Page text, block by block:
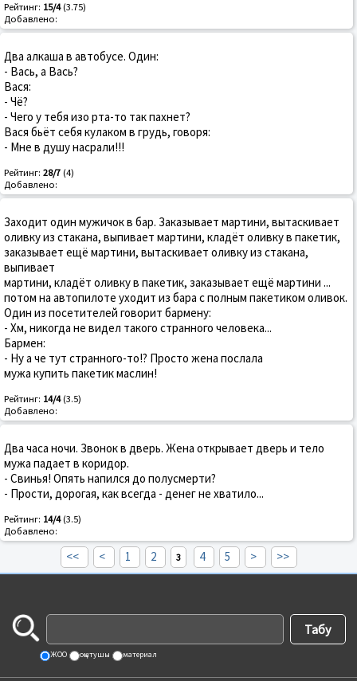
Рейтинг: 15/4(3.75)
Добавлено:
Два алкаша в автобусе. Один:
- Вась, а Вась?
Вася:
- Чё?
- Чего у тебя изо рта-то так пахнет?
Вася бьёт себя кулаком в грудь, говоря:
- Мне в душу насрали!!!
Рейтинг: 28/7 (4)
Добавлено:
Заходит один мужичок в бар. Заказывает мартини, вытаскивает
оливку из стакана, выпивает мартини, кладёт оливку в пакетик,
заказывает ещё мартини, вытаскивает оливку из стакана,
выпивает
мартини, кладёт оливку в пакетик, заказывает ещё мартини ...
потом на автопилоте уходит из бара с полным пакетиком оливок.
Один из посетителей говорит бармену:
- Хм, никогда не видел такого странного человека...
Бармен:
- Ну а че тут странного-то!? Просто жена послала
мужа купить пакетик маслин!
Рейтинг: 14/4(3.5)
Добавлено:
Два часа ночи. Звонок в дверь. Жена открывает дверь и тело
мужа падает в коридор.
- Свинья! Опять напился до полусмерти?
- Прости, дорогая, как всегда - денег не хватило...
Рейтинг: 14/4(3.5)
Добавлено:
<< < 1 2 3 4 5 > >>
ЖОО оқытушы материал